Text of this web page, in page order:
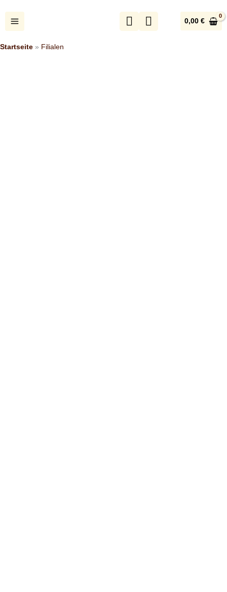
0,00 €
Startseite » Filialen